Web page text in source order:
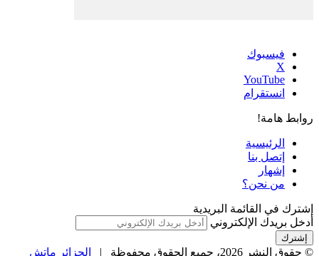
فيسبوك
‫X
‫YouTube
انستقرام
روابط هامة!
الرئيسية
إتصل بنا
إشهار
من نحن؟
إشترك في القائمة البريدية
أدخل بريدك الإلكتروني
© حقوق النشر 2026، جميع الحقوق محفوظة | الجزائر ماتش